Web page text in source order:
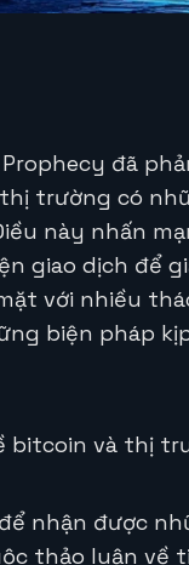
đã
trường có
này nhấn
giao dịch để
với nhiều
biện pháp
bitcoin và thị
để nhận được
thảo luận về